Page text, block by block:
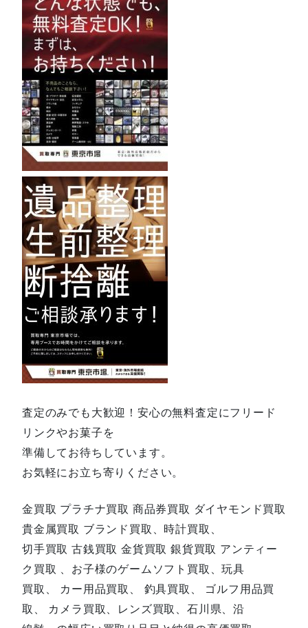
査定のみでも大歓迎！安心の無料査定にフリード
リンクやお菓子を
準備してお待ちしています。
お気軽にお立ち寄りください。
金買取 プラチナ買取 商品券買取 ダイヤモンド買取
貴金属買取 ブランド買取、時計買取、
切手買取 古銭買取 金貨買取 銀貨買取 アンティー
ク買取 、お子様のゲームソフト買取、玩具
買取、 カー用品買取、 釣具買取、 ゴルフ用品買
取、 カメラ買取、レンズ買取、石川県、沿